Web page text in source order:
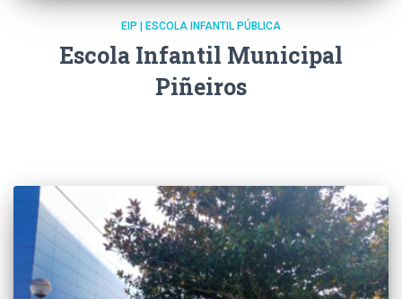
EIP | ESCOLA INFANTIL PÚBLICA
Escola Infantil Municipal
Piñeiros